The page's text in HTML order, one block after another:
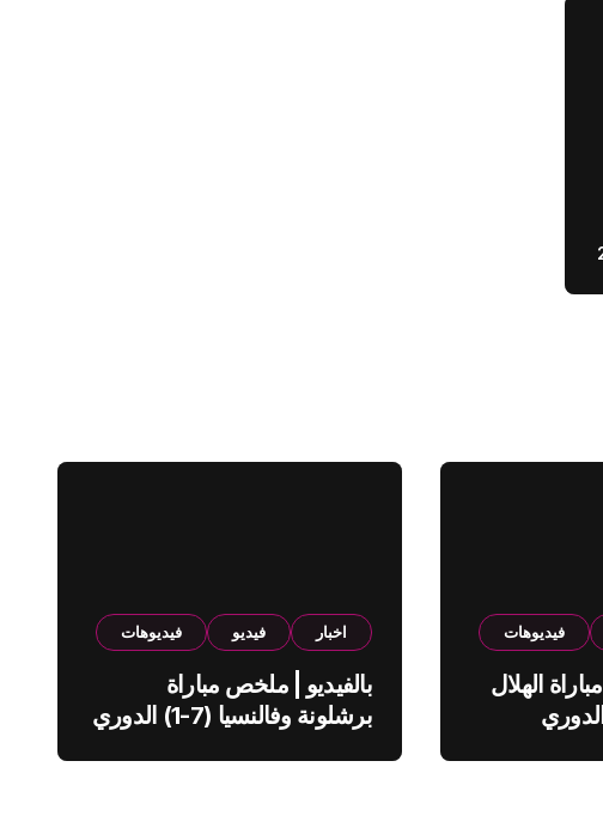
فيديوهات
الهلال
(1-2) الدوري
اخبار فيديو فيديوهات
بالفيديو | ملخص مباراة
برشلونة وفالنسيا (7-1) الدوري